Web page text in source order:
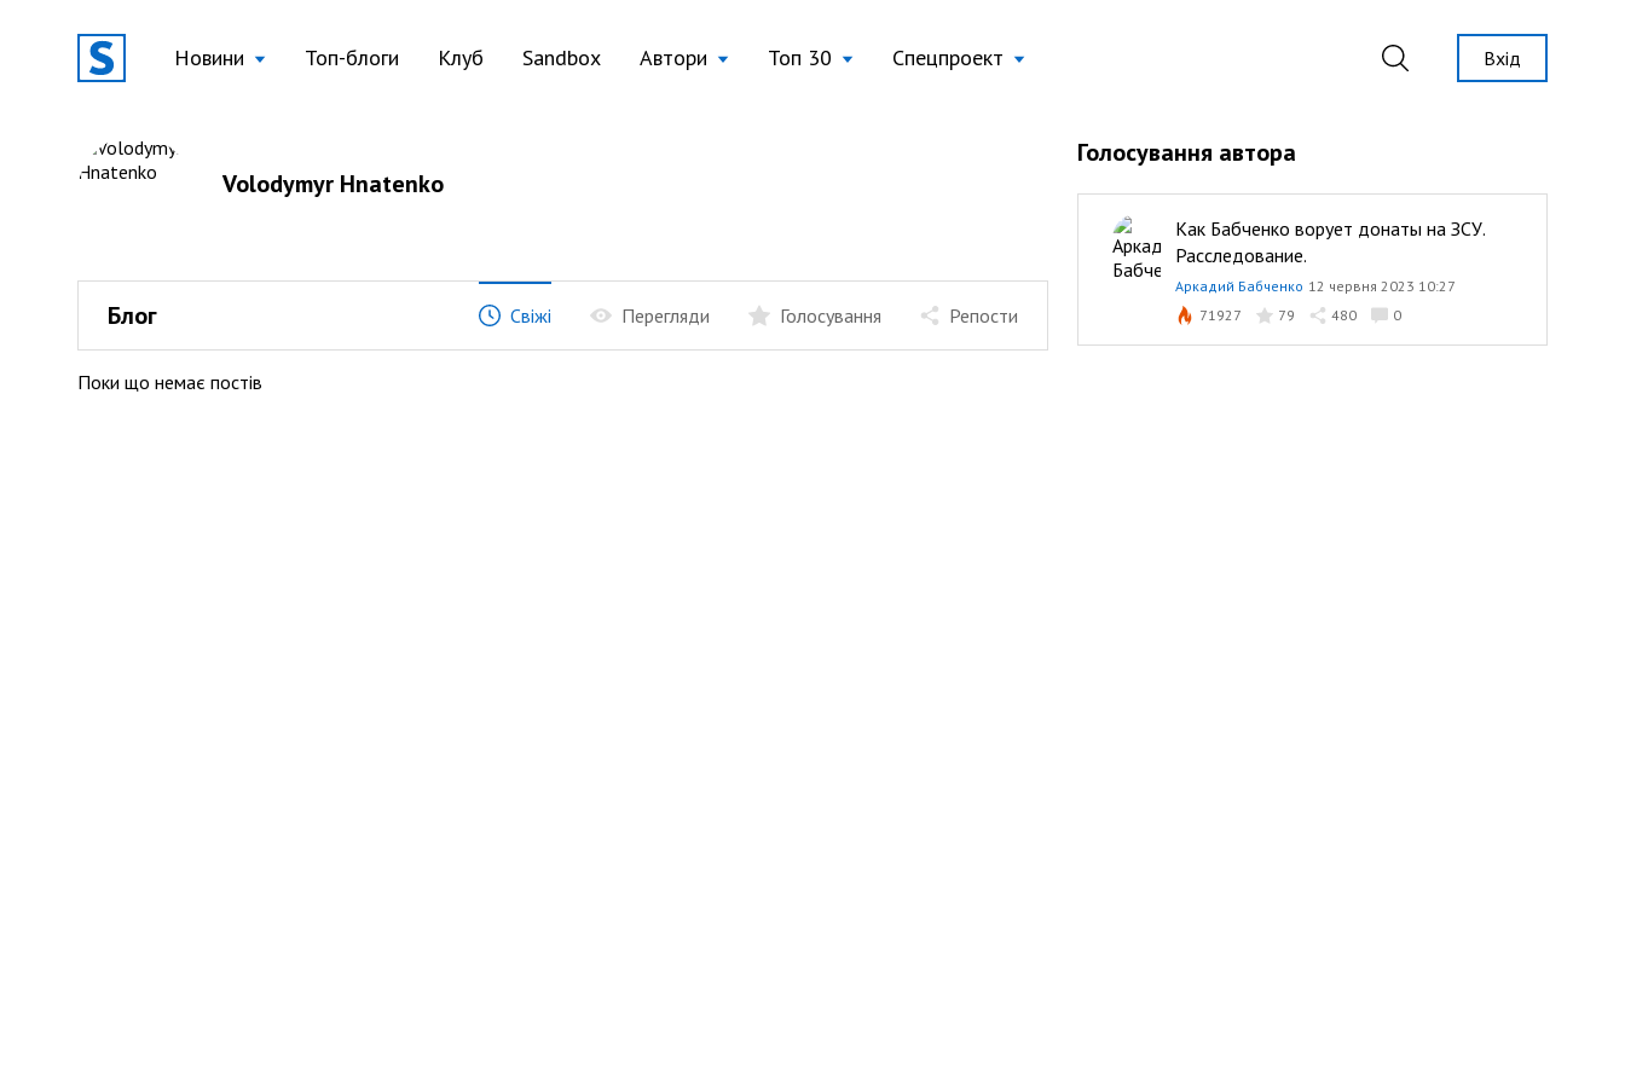
Новини Топ-блоги Клуб Sandbox Автори Топ 30 Спецпроект Вхід
Volodymyr Hnatenko
Блог Свіжі Перегляди Голосування Репости
Поки що немає постів
Голосування автора
Как Бабченко ворует донаты на ЗСУ.
Расследование.
Аркадий Бабченко 12 червня 2023 10:27
71927
79 480 0